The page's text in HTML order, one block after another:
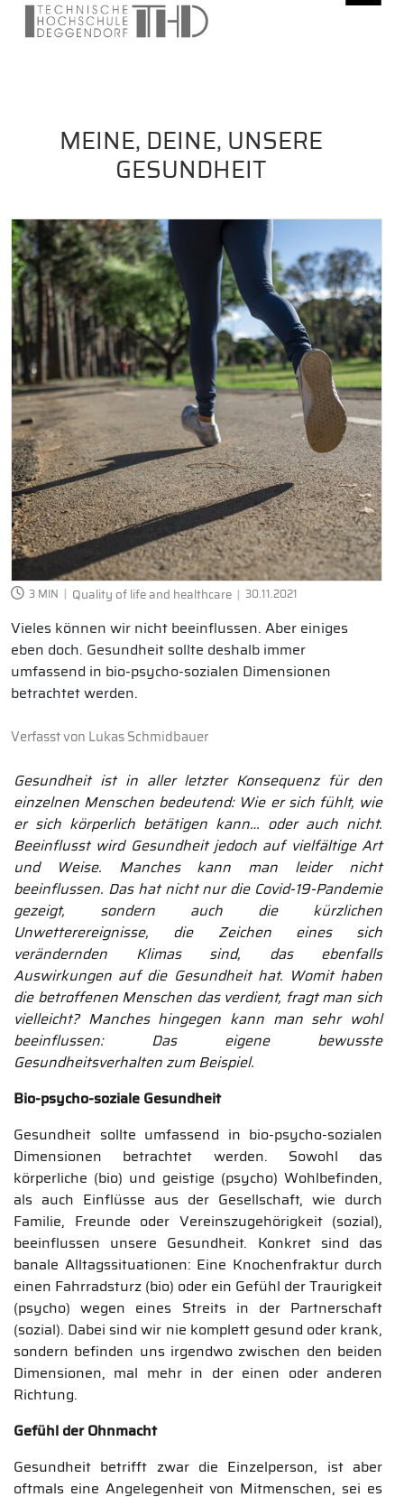
MEINE, DEINE, UNSERE
GESUNDHEIT
3 MIN Quality of life and healthcare 30.11.2021
Vieles können wir nicht beeinflussen. Aber einiges
eben doch. Gesundheit sollte deshalb immer
umfassend in bio-psycho-sozialen Dimensionen
betrachtet werden.
Verfasst von Lukas Schmidbauer
Gesundheit ist in aller letzter Konsequenz für den
einzelnen Menschen bedeutend: Wie er sich fühlt, wie
er sich körperlich betätigen kann… oder auch nicht.
Beeinflusst wird Gesundheit jedoch auf vielfältige Art
und Weise. Manches kann man leider nicht
beeinflussen. Das hat nicht nur die Covid-19-Pandemie
gezeigt, sondern auch die kürzlichen
Unwetterereignisse, die Zeichen eines sich
verändernden Klimas sind, das ebenfalls
Auswirkungen auf die Gesundheit hat. Womit haben
die betroffenen Menschen das verdient, fragt man sich
vielleicht? Manches hingegen kann man sehr wohl
beeinflussen: Das eigene bewusste
Gesundheitsverhalten zum Beispiel.
Bio-psycho-soziale Gesundheit
Gesundheit sollte umfassend in bio-psycho-sozialen
Dimensionen betrachtet werden. Sowohl das
körperliche (bio) und geistige (psycho) Wohlbefinden,
als auch Einflüsse aus der Gesellschaft, wie durch
Familie, Freunde oder Vereinszugehörigkeit (sozial),
beeinflussen unsere Gesundheit. Konkret sind das
banale Alltagssituationen: Eine Knochenfraktur durch
einen Fahrradsturz (bio) oder ein Gefühl der Traurigkeit
(psycho) wegen eines Streits in der Partnerschaft
(sozial). Dabei sind wir nie komplett gesund oder krank,
sondern befinden uns irgendwo zwischen den beiden
Dimensionen, mal mehr in der einen oder anderen
Richtung.
Gefühl der Ohnmacht
Gesundheit betrifft zwar die Einzelperson, ist aber
oftmals eine Angelegenheit von Mitmenschen, sei es